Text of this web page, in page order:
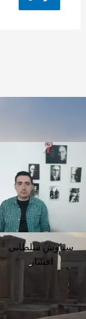
سیاوش سلطانی
افشار